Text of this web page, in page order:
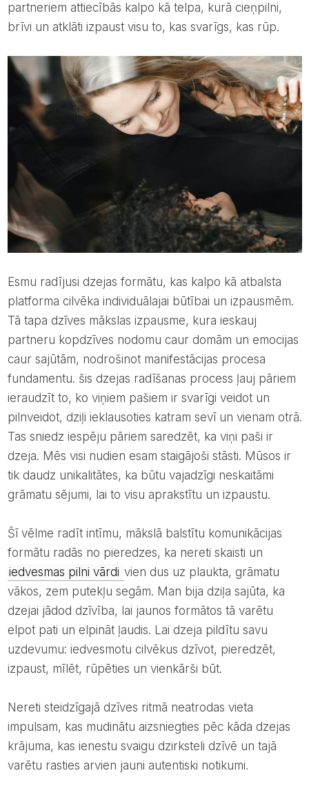
partneriem attiecībās kalpo kā telpa, kurā cieņpilni,
brīvi un atklāti izpaust visu to, kas svarīgs, kas rūp.
Esmu radījusi dzejas formātu, kas kalpo kā atbalsta
platforma cilvēka individuālajai būtībai un izpausmēm.
Tā tapa dzīves mākslas izpausme, kura ieskauj
partneru kopdzīves nodomu caur domām un emocijas
caur sajūtām, nodrošinot manifestācijas procesa
fundamentu. šis dzejas radīšanas process ļauj pāriem
ieraudzīt to, ko viņiem pašiem ir svarīgi veidot un
pilnveidot, dziļi ieklausoties katram sevī un vienam otrā.
Tas sniedz iespēju pāriem saredzēt, ka viņi paši ir
dzeja. Mēs visi nudien esam staigājoši stāsti. Mūsos ir
tik daudz unikalitātes, ka būtu vajadzīgi neskaitāmi
grāmatu sējumi, lai to visu aprakstītu un izpaustu.
šī vēlme radīt intīmu, mākslā balstītu komunikācijas
formātu radās no pieredzes, ka nereti skaisti un
iedvesmas pilni vārdi vien dus uz plaukta, grāmatu
vākos, zem putekļu segām. Man bija dziļa sajūta, ka
dzejai jādod dzīvība, lai jaunos formātos tā varētu
elpot pati un elpināt ļaudis. Lai dzeja pildītu savu
uzdevumu: iedvesmotu cilvēkus dzīvot, pieredzēt,
izpaust, mīlēt, rūpēties un vienkārši būt.
Nereti steidzīgajā dzīves ritmā neatrodas vieta
impulsam, kas mudinātu aizsniegties pēc kāda dzejas
krājuma, kas ienestu svaigu dzirksteli dzīvē un tajā
varētu rasties arvien jauni autentiski notikumi.